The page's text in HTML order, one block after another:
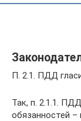
П. 2.1. ПДД
Так, п. 2.1.1.
обязанностей –